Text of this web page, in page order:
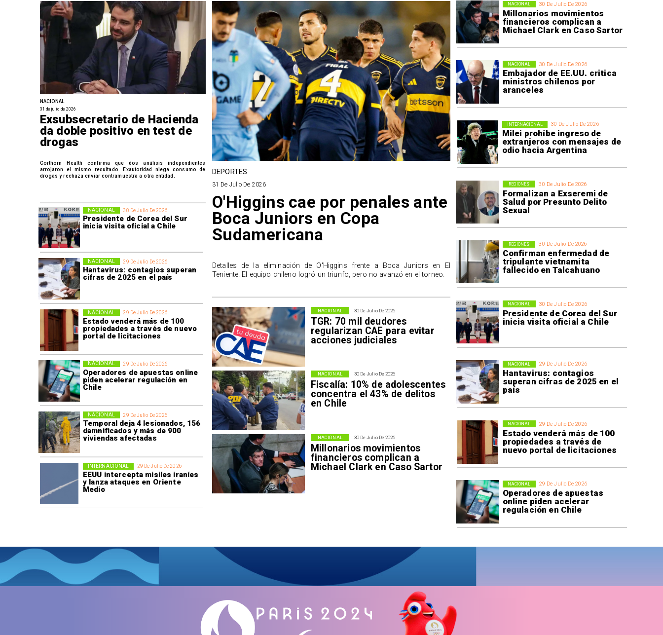
30 De Julio De 2026
Millonarios movimientos
financieros complican a
Michael Clark en Caso Sartor
NACIONAL
30 De Julio De 2026
Embajador de EE.UU. critica
ministros chilenos por
aranceles
NACIONAL
30 De Julio De 2026
Milei prohíbe ingreso de
extranjeros con mensajes de
odio hacia Argentina
INTERNACIONAL
30 De Julio De 2026
Formalizan a Exseremi de
Salud por Presunto Delito
Sexual
REGIONES
30 De Julio De 2026
Confirman enfermedad de
tripulante vietnamita
fallecido en Talcahuano
REGIONES
30 De Julio De 2026
Presidente de Corea del Sur
inicia visita oficial a Chile
NACIONAL
29 De Julio De 2026
Hantavirus: contagios
superan cifras de 2025 en el
país
NACIONAL
29 De Julio De 2026
Estado venderá más de 100
propiedades a través de
nuevo portal de licitaciones
NACIONAL
29 De Julio De 2026
Operadores de apuestas
online piden acelerar
regulación en Chile
NACIONAL
30 De Julio De 2026
Presidente de Corea del Sur
inicia visita oficial a Chile
NACIONAL
29 De Julio De 2026
Hantavirus: contagios superan
cifras de 2025 en el país
NACIONAL
29 De Julio De 2026
Estado venderá más de 100
propiedades a través de nuevo
portal de licitaciones
NACIONAL
29 De Julio De 2026
Operadores de apuestas online
piden acelerar regulación en
Chile
NACIONAL
29 De Julio De 2026
Temporal deja 4 lesionados, 156
damnificados y más de 900
viviendas afectadas
NACIONAL
29 De Julio De 2026
EEUU intercepta misiles iraníes
y lanza ataques en Oriente
Medio
INTERNACIONAL
30 De Julio De 2026
TGR: 70 mil deudores
regularizan CAE para evitar
acciones judiciales
NACIONAL
30 De Julio De 2026
Fiscalía: 10% de adolescentes
concentra el 43% de delitos
en Chile
NACIONAL
30 De Julio De 2026
Millonarios movimientos
financieros complican a
Michael Clark en Caso Sartor
NACIONAL
NACIONAL
31 de julio de 2026
Exsubsecretario de Hacienda
da doble positivo en test de
drogas
Corthorn Health confirma que dos análisis independientes
arrojaron el mismo resultado. Exautoridad niega consumo de
drogas y rechaza enviar contramuestra a otra entidad.
DEPORTES
31 De Julio De 2026
O'Higgins cae por penales ante
Boca Juniors en Copa
Sudamericana
Detalles de la eliminación de O'Higgins frente a Boca Juniors en El
Teniente. El equipo chileno logró un triunfo, pero no avanzó en el torneo.